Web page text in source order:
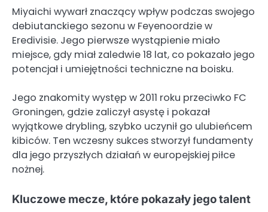
Miyaichi wywarł znaczący wpływ podczas swojego
debiutanckiego sezonu w Feyenoordzie w
Eredivisie. Jego pierwsze wystąpienie miało
miejsce, gdy miał zaledwie 18 lat, co pokazało jego
potencjał i umiejętności techniczne na boisku.
Jego znakomity występ w 2011 roku przeciwko FC
Groningen, gdzie zaliczył asystę i pokazał
wyjątkowe drybling, szybko uczynił go ulubieńcem
kibiców. Ten wczesny sukces stworzył fundamenty
dla jego przyszłych działań w europejskiej piłce
nożnej.
Kluczowe mecze, które pokazały jego talent